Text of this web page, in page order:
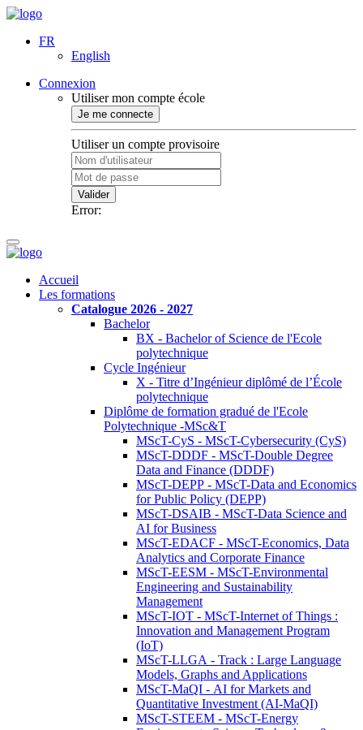
FR
English
Connexion
Utiliser mon compte école
Je me connecte
Utiliser un compte provisoire
Valider
Error:
Accueil
Les formations
Catalogue 2026 - 2027
Bachelor
BX - Bachelor of Science de l'Ecole
polytechnique
Cycle Ingénieur
X - Titre d’Ingénieur diplômé de l’École
polytechnique
Diplôme de formation gradué de l'Ecole
Polytechnique -MSc&T
MScT-CyS - MScT-Cybersecurity (CyS)
MScT-DDDF - MScT-Double Degree
Data and Finance (DDDF)
MScT-DEPP - MScT-Data and Economics
for Public Policy (DEPP)
MScT-DSAIB - MScT-Data Science and
AI for Business
MScT-EDACF - MScT-Economics, Data
Analytics and Corporate Finance
MScT-EESM - MScT-Environmental
Engineering and Sustainability
Management
MScT-IOT - MScT-Internet of Things :
Innovation and Management Program
(IoT)
MScT-LLGA - Track : Large Language
Models, Graphs and Applications
MScT-MaQI - AI for Markets and
Quantitative Investment (AI-MaQI)
MScT-STEEM - MScT-Energy